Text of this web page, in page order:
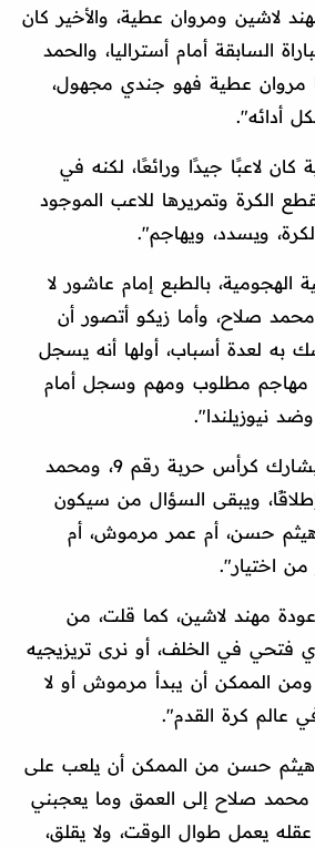
لاشين ومروان عطية، والأخير كان
السابقة أمام أستراليا، والحمد
مروان عطية فهو جندي مجهول،
أدائه".
لاعبًا جيدًا ورائعًا، لكنه في
الكرة وتمريرها للاعب الموجود
ويسدد، ويهاجم".
الهجومية، بالطبع إمام عاشور لا
صلاح، وأما زيكو أتصور أن
لعدة أسباب، أولها أنه يسجل
هو مهاجم مطلوب ومهم وسجل أمام
نيوزيلندا".
وأردف: "أظن أنه سيشارك كرأس حربة رقم 9، ومحمد
ويبقى السؤال من سيكون
حسن، أم عمر مرموش، أم
من اختيار".
مهند لاشين، كما قلت، من
فتحي في الخلف، أو نرى تريزيجيه
ومن الممكن أن يبدأ مرموش أو لا
عالم كرة القدم".
حسن من الممكن أن يلعب على
صلاح إلى العمق وما يعجبني
يعمل طوال الوقت، ولا يقلق،